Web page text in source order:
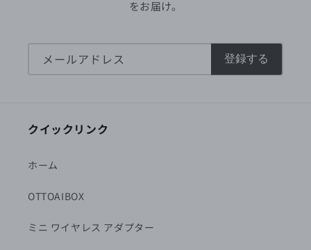
をお届け。
メールアドレス 登録する
クイックリンク
ホーム
OTTOAIBOX
ミニ ワイヤレス アダプター